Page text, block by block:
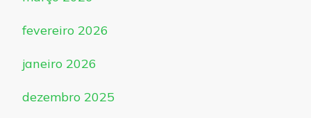
fevereiro 2026
janeiro 2026
dezembro 2025